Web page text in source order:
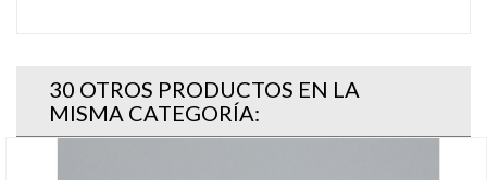
30 OTROS PRODUCTOS EN LA
MISMA CATEGORÍA: